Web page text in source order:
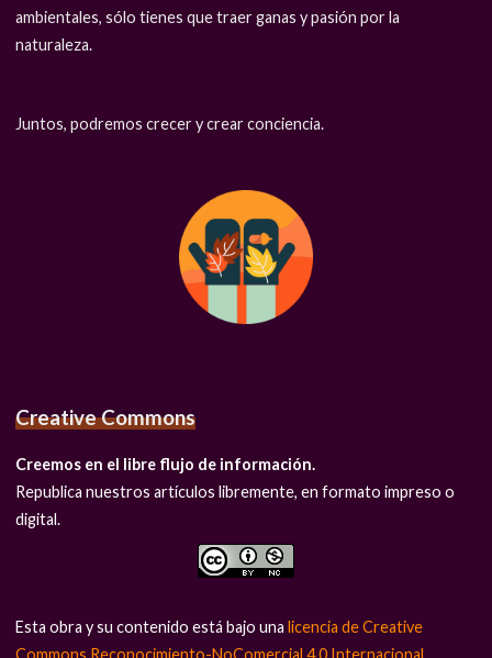
ambientales, sólo tienes que traer ganas y pasión por la
naturaleza.
Juntos, podremos crecer y crear conciencia.
Creative Commons
Creemos en el libre flujo de información.
Republica nuestros artículos libremente, en formato impreso o
digital.
Esta obra y su contenido está bajo unalicencia de Creative
Commons Reconocimiento-NoComercial 4.0 Internacional